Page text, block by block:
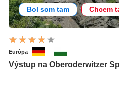
Bol som tam Chcem
Európa
Výstup na Oberoderwitzer